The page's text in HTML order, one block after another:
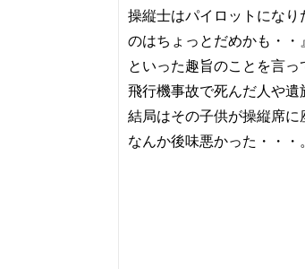
操縦士はパイロットにな
のはちょっとだめかも・・
といった趣旨のことを言っ
飛行機事故で死んだ人や遺
結局はその子供が操縦席に
なんか後味悪かった・・・